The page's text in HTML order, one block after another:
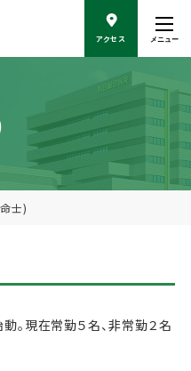
アクセス メニュー
士)
。現在常勤５名、非常勤２名